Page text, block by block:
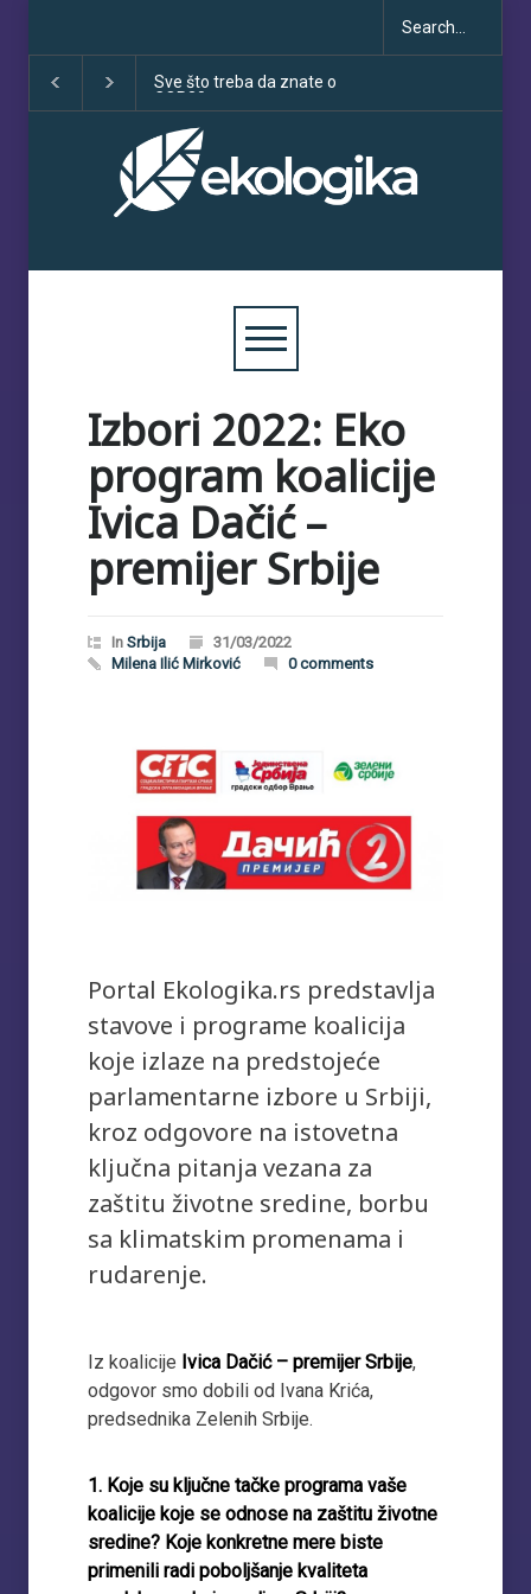
Klimatske dezinformacije u
porastu uoči COP30
obećanja i učinka
Izbori 2022: Eko
program koalicije
Ivica Dačić –
premijer Srbije
In Srbija
31/03/2022
Milena Ilić Mirković
0 comments
Portal Ekologika.rs predstavlja
stavove i programe koalicija
koje izlaze na predstojeće
parlamentarne izbore u Srbiji,
kroz odgovore na istovetna
ključna pitanja vezana za
zaštitu životne sredine, borbu
sa klimatskim promenama i
rudarenje.
Iz koalicije Ivica Dačić – premijer Srbije,
odgovor smo dobili od Ivana Krića,
predsednika Zelenih Srbije.
1. Koje su ključne tačke programa vaše
koalicije koje se odnose na zaštitu životne
sredine? Koje konkretne mere biste
primenili radi poboljšanje kvaliteta